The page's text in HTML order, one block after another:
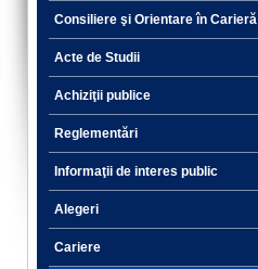
Consiliere şi Orientare în Carieră
Acte de Studii
Achiziţii publice
Reglementări
Informaţii de interes public
Alegeri
Cariere